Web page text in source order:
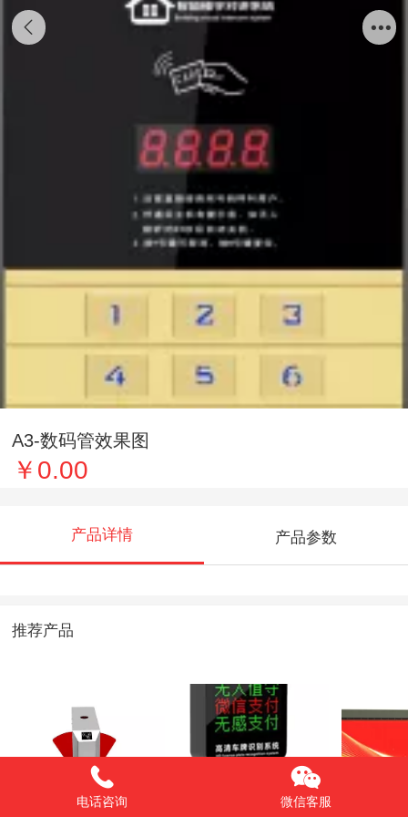
A3-数码管效果图
￥0.00
产品详情 产品参数
推荐产品
翼闸双机芯（蓝红
车牌识别C款（黄黑
电话咨询 微信客服